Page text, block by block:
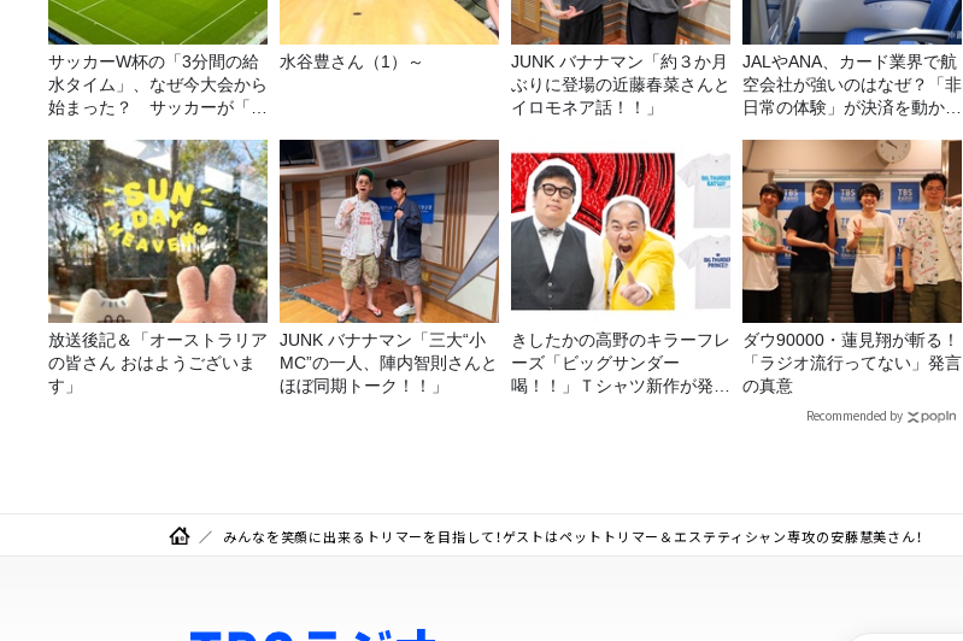
サッカーW杯の「3分間の給
水タイム」、なぜ今大会から
始まった？ サッカーが「お
水谷豊さん（1）～
JUNK バナナマン「約３か月
ぶりに登場の近藤春菜さんと
イロモネア話！！」
JALやANA、カード業界で航
空会社が強いのはなぜ？「非
日常の体験」が決済を動かす
放送後記＆「オーストラリア
の皆さん おはようございま
す」
JUNK バナナマン「三大“小
MC”の一人、陣内智則さんと
ほぼ同期トーク！！」
きしたかの高野のキラーフレ
ーズ「ビッグサンダー
喝！！」Ｔシャツ新作が発売
ダウ90000・蓮見翔が斬る！
「ラジオ流行ってない」発言
の真意
Recommended by
みんなを笑顔に出来るトリマーを目指して！ゲストはペットトリマー＆エステティシャン専攻の安藤慧美さん！